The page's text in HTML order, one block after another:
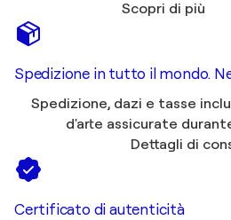
Scopri di più
Spedizione in tutto il mondo.
Spedizione, dazi e tasse
d'arte assicurate
Dettagli di
Certificato di autenticità